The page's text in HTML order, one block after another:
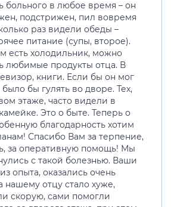
больного в любое время – он
подстрижен, пил вовремя
раз видели обеды –
питание (супы, второе).
есть холодильник, можно
любимые продукты отца. В
книги. Если бы он мог
бы гулять во дворе. Тех,
этаже, часто видели в
Это о быте. Теперь о
благодарность хотим
Спасибо Вам за терпение,
за оперативную помощь! Мы
с такой болезнью. Ваши
опыта, оказались очень
нашему отцу стало хуже,
скорую, сами помогли